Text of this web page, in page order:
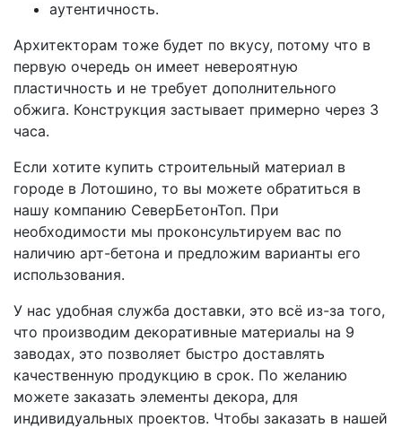
аутентичность.
Архитекторам тоже будет по вкусу, потому что в
первую очередь он имеет невероятную
пластичность и не требует дополнительного
обжига. Конструкция застывает примерно через 3
часа.
Если хотите купить строительный материал в
городе в Лотошино, то вы можете обратиться в
нашу компанию СеверБетонТоп. При
необходимости мы проконсультируем вас по
наличию арт-бетона и предложим варианты его
использования.
У нас удобная служба доставки, это всё из-за того,
что производим декоративные материалы на 9
заводах, это позволяет быстро доставлять
качественную продукцию в срок. По желанию
можете заказать элементы декора, для
индивидуальных проектов. Чтобы заказать в нашей